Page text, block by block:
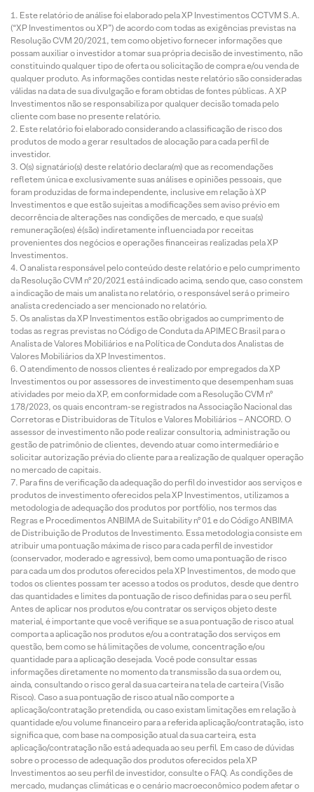
Este relatório de análise foi elaborado pela XP Investimentos CCTVM S.A.
(“XP Investimentos ou XP”) de acordo com todas as exigências previstas na
Resolução CVM 20/2021, tem como objetivo fornecer informações que
possam auxiliar o investidor a tomar sua própria decisão de investimento, não
constituindo qualquer tipo de oferta ou solicitação de compra e/ou venda de
qualquer produto. As informações contidas neste relatório são consideradas
válidas na data de sua divulgação e foram obtidas de fontes públicas. A XP
Investimentos não se responsabiliza por qualquer decisão tomada pelo
cliente com base no presente relatório.
Este relatório foi elaborado considerando a classificação de risco dos
produtos de modo a gerar resultados de alocação para cada perfil de
investidor.
O(s) signatário(s) deste relatório declara(m) que as recomendações
refletem única e exclusivamente suas análises e opiniões pessoais, que
foram produzidas de forma independente, inclusive em relação à XP
Investimentos e que estão sujeitas a modificações sem aviso prévio em
decorrência de alterações nas condições de mercado, e que sua(s)
remuneração(es) é(são) indiretamente influenciada por receitas
provenientes dos negócios e operações financeiras realizadas pela XP
Investimentos.
O analista responsável pelo conteúdo deste relatório e pelo cumprimento
da Resolução CVM nº 20/2021 está indicado acima, sendo que, caso constem
a indicação de mais um analista no relatório, o responsável será o primeiro
analista credenciado a ser mencionado no relatório.
Os analistas da XP Investimentos estão obrigados ao cumprimento de
todas as regras previstas no Código de Conduta da APIMEC Brasil para o
Analista de Valores Mobiliários e na Política de Conduta dos Analistas de
Valores Mobiliários da XP Investimentos.
O atendimento de nossos clientes é realizado por empregados da XP
Investimentos ou por assessores de investimento que desempenham suas
atividades por meio da XP, em conformidade com a Resolução CVM nº
178/2023, os quais encontram-se registrados na Associação Nacional das
Corretoras e Distribuidoras de Títulos e Valores Mobiliários – ANCORD. O
assessor de investimento não pode realizar consultoria, administração ou
gestão de patrimônio de clientes, devendo atuar como intermediário e
solicitar autorização prévia do cliente para a realização de qualquer operação
no mercado de capitais.
Para fins de verificação da adequação do perfil do investidor aos serviços e
produtos de investimento oferecidos pela XP Investimentos, utilizamos a
metodologia de adequação dos produtos por portfólio, nos termos das
Regras e Procedimentos ANBIMA de Suitability nº 01 e do Código ANBIMA
de Distribuição de Produtos de Investimento. Essa metodologia consiste em
atribuir uma pontuação máxima de risco para cada perfil de investidor
(conservador, moderado e agressivo), bem como uma pontuação de risco
para cada um dos produtos oferecidos pela XP Investimentos, de modo que
todos os clientes possam ter acesso a todos os produtos, desde que dentro
das quantidades e limites da pontuação de risco definidas para o seu perfil.
Antes de aplicar nos produtos e/ou contratar os serviços objeto deste
material, é importante que você verifique se a sua pontuação de risco atual
comporta a aplicação nos produtos e/ou a contratação dos serviços em
questão, bem como se há limitações de volume, concentração e/ou
quantidade para a aplicação desejada. Você pode consultar essas
informações diretamente no momento da transmissão da sua ordem ou,
ainda, consultando o risco geral da sua carteira na tela de carteira (Visão
Risco). Caso a sua pontuação de risco atual não comporte a
aplicação/contratação pretendida, ou caso existam limitações em relação à
quantidade e/ou volume financeiro para a referida aplicação/contratação, isto
significa que, com base na composição atual da sua carteira, esta
aplicação/contratação não está adequada ao seu perfil. Em caso de dúvidas
sobre o processo de adequação dos produtos oferecidos pela XP
Investimentos ao seu perfil de investidor, consulte o FAQ. As condições de
mercado, mudanças climáticas e o cenário macroeconômico podem afetar o